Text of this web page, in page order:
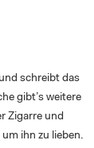
schreibt das
gibt’s weitere
Zigarre und
ihn zu lieben.